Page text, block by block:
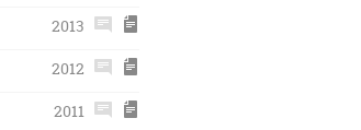
2013
2012
2011